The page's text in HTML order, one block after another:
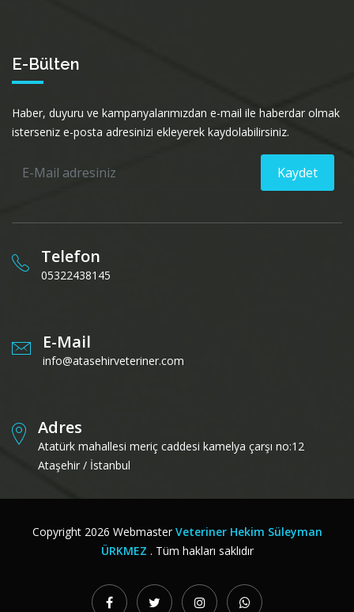
E-Bülten
Haber, duyuru ve kampanyalarımızdan e-mail ile haberdar olmak
isterseniz e-posta adresinizi ekleyerek kaydolabilirsiniz.
Kaydet
Telefon
05322438145
E-Mail
info@atasehirveteriner.com
Adres
Atatürk mahallesi meriç caddesi kamelya çarşı no:12
Ataşehir / İstanbul
Copyright 2026 Webmaster Veteriner Hekim Süleyman
ÜRKMEZ . Tüm hakları saklıdır